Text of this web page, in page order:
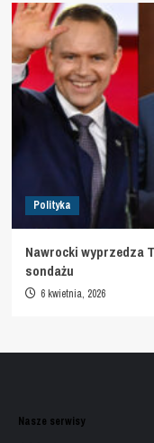
Polityka
Nawrocki wyprzedza
sondażu
6 kwietnia, 2026
Nasze serwisy